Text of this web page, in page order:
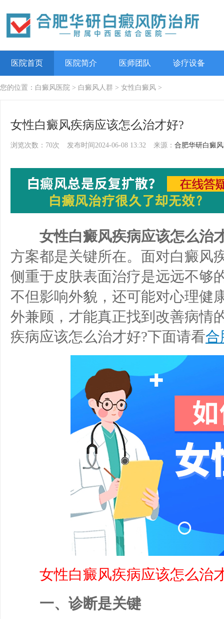
医院首页 医院简介 医师团队 诊疗设备
您的位置： 白癜风医院 > 白癜风人群 > 女性白癜风 >
女性白癜风疾病应该怎么治才好?
浏览次数：70次 发布时间2024-06-08 13:32 来源： 合肥华研白癜
女性白癜风疾病应该怎么治
方案都是关键所在。面对白癜风
侧重于皮肤表面治疗是远远不够
不但影响外貌，还可能对心理健
外兼顾，才能真正找到改善病情
疾病应该怎么治才好?下面请看合
女性白癜风疾病应该怎么治
一、诊断是关键